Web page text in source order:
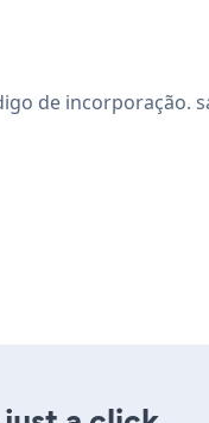
de incorporação.